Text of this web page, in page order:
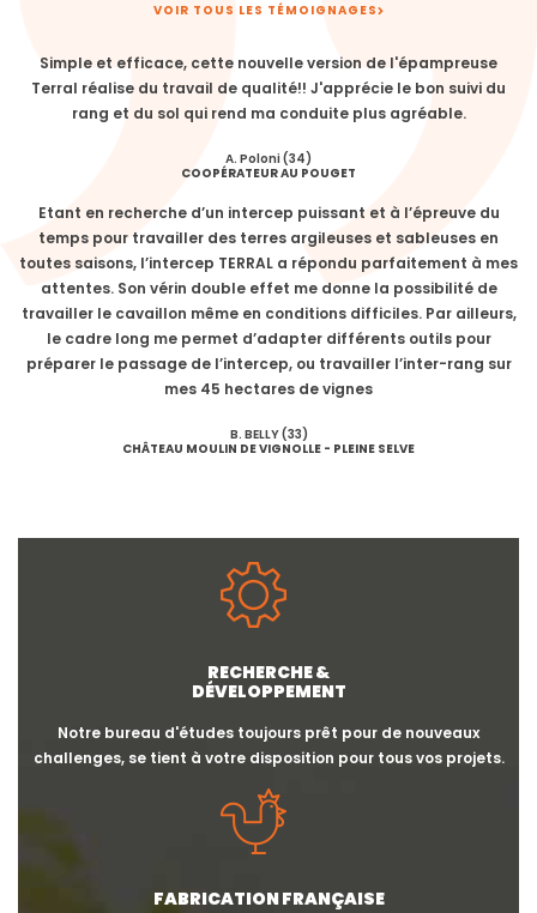
VOIR TOUS LES TÉMOIGNAGES
Simple et efficace, cette nouvelle version de l'épampreuse
Terral réalise du travail de qualité!! J'apprécie le bon suivi du
rang et du sol qui rend ma conduite plus agréable.
A. Poloni (34)
COOPÉRATEUR AU POUGET
Etant en recherche d’un intercep puissant et à l’épreuve du
temps pour travailler des terres argileuses et sableuses en
toutes saisons, l’intercep TERRAL a répondu parfaitement à mes
attentes. Son vérin double effet me donne la possibilité de
travailler le cavaillon même en conditions difficiles. Par ailleurs,
le cadre long me permet d’adapter différents outils pour
préparer le passage de l’intercep, ou travailler l’inter-rang sur
mes 45 hectares de vignes
B. BELLY (33)
CHÂTEAU MOULIN DE VIGNOLLE - PLEINE SELVE
RECHERCHE &
DÉVELOPPEMENT
Notre bureau d'études toujours prêt pour de nouveaux
challenges, se tient à votre disposition pour tous vos projets.
FABRICATION FRANÇAISE